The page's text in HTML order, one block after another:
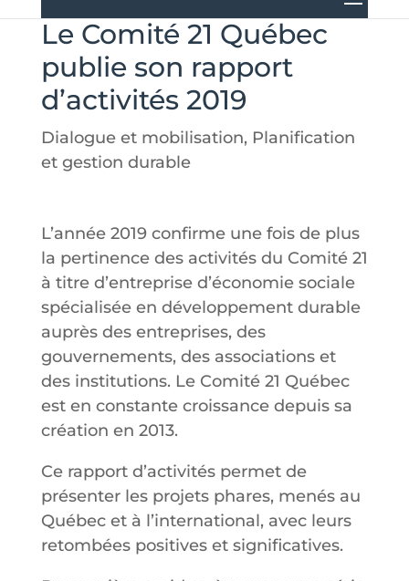
Le Comité 21 Québec
publie son rapport
d’activités 2019
Dialogue et mobilisation, Planification
et gestion durable
L’année 2019 confirme une fois de plus
la pertinence des activités du Comité 21
à titre d’entreprise d’économie sociale
spécialisée en développement durable
auprès des entreprises, des
gouvernements, des associations et
des institutions. Le Comité 21 Québec
est en constante croissance depuis sa
création en 2013.
Ce rapport d’activités permet de
présenter les projets phares, menés au
Québec et à l’international, avec leurs
retombées positives et significatives.